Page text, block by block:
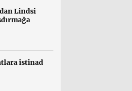
Lindsi
istinad